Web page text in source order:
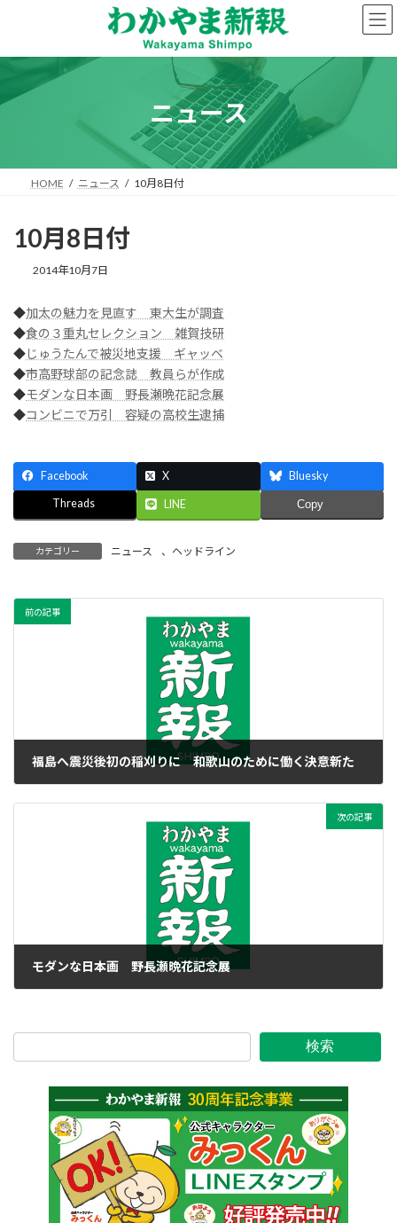
ン
へ
プ
ー
ョ
動
ニュース
HOME ニュース 10月8日付
10月8日付
2014年10月7日
◆加太の魅力を見直す 東大生が調査
◆食の３重丸セレクション 雑賀技研
◆じゅうたんで被災地支援 ギャッベ
◆市高野球部の記念誌 教員らが作成
◆モダンな日本画 野長瀬晩花記念展
◆コンビニで万引 容疑の高校生逮捕
Facebook X Bluesky
Threads LINE Copy
カテゴリー ニュース 、 ヘッドライン
前の記事
福島へ震災後初の稲刈りに 和歌山のために働く決意新た
次の記事
モダンな日本画 野長瀬晩花記念展
検索